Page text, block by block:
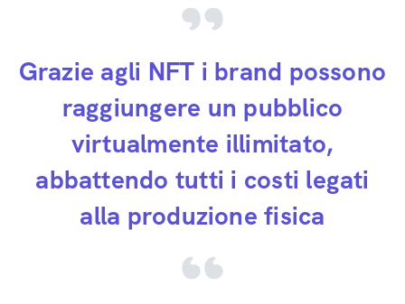
Grazie agli NFT i brand possono
raggiungere un pubblico
virtualmente illimitato,
abbattendo tutti i costi legati
alla produzione fisica